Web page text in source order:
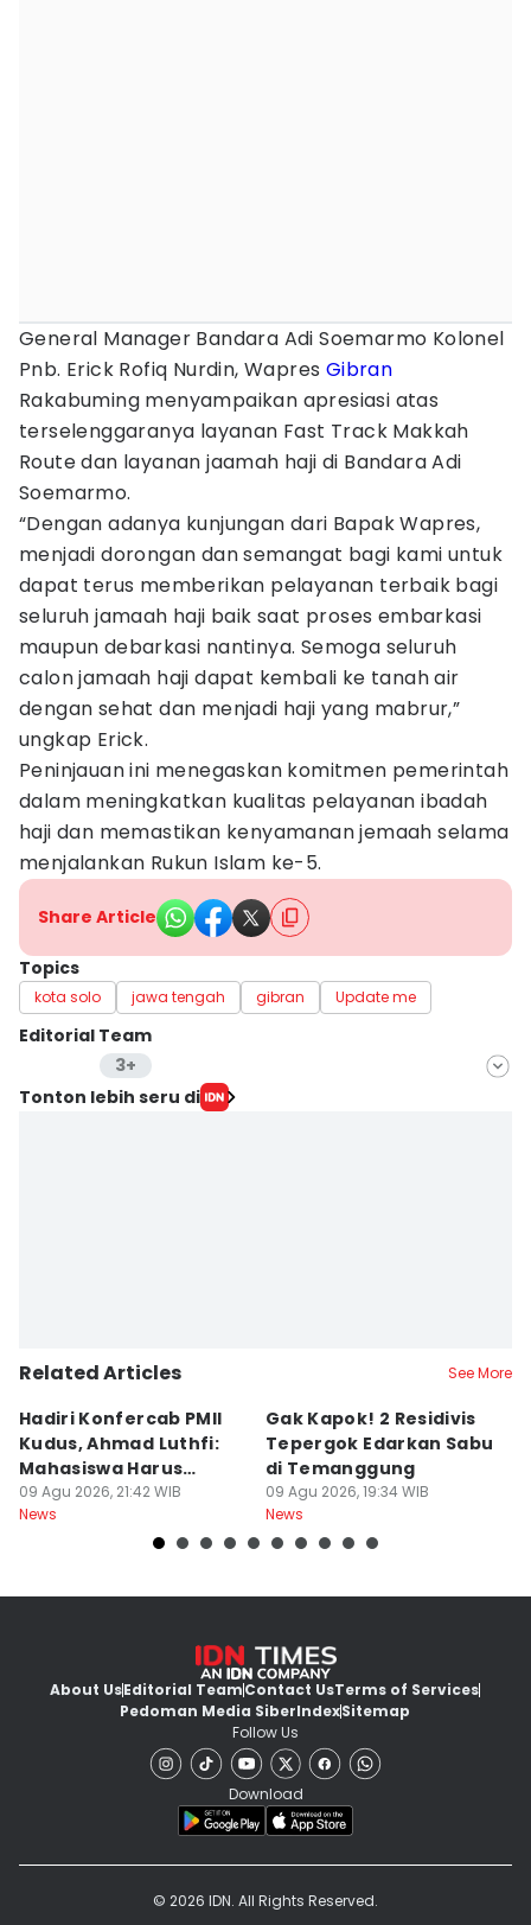
General Manager Bandara Adi Soemarmo Kolonel
Pnb. Erick Rofiq Nurdin, Wapres Gibran
Rakabuming menyampaikan apresiasi atas
terselenggaranya layanan Fast Track Makkah
Route dan layanan jaamah haji di Bandara Adi
Soemarmo.
“Dengan adanya kunjungan dari Bapak Wapres,
menjadi dorongan dan semangat bagi kami untuk
dapat terus memberikan pelayanan terbaik bagi
seluruh jamaah haji baik saat proses embarkasi
maupun debarkasi nantinya. Semoga seluruh
calon jamaah haji dapat kembali ke tanah air
dengan sehat dan menjadi haji yang mabrur,”
ungkap Erick.
Peninjauan ini menegaskan komitmen pemerintah
dalam meningkatkan kualitas pelayanan ibadah
haji dan memastikan kenyamanan jemaah selama
menjalankan Rukun Islam ke-5.
Share Article
Topics
kota solo jawa tengah gibran Update me
Editorial Team
3+
Editor
Tonton lebih seru di
Related Articles See More
Hadiri Konfercab PMII
Kudus, Ahmad Luthfi:
Mahasiswa Harus
Konstruktif
09 Agu 2026, 21:42 WIB
News
Gak Kapok! 2 Residivis
Tepergok Edarkan Sabu
di Temanggung
09 Agu 2026, 19:34 WIB
News
About UsEditorial TeamContact UsTerms of Services
Pedoman Media SiberIndexSitemap
Follow Us
Download
© 2026 IDN. All Rights Reserved.